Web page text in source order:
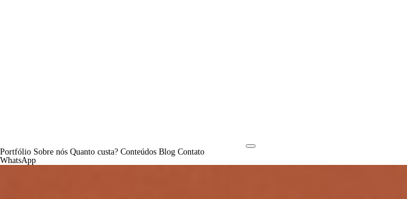
Portfólio Sobre nós Quanto custa? Conteúdos Blog Contato
WhatsApp